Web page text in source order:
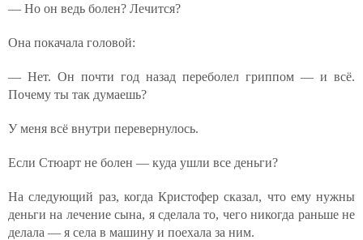
— Но он ведь болен? Лечится?
Она покачала головой:
— Нет. Он почти год назад переболел гриппом — и всё.
Почему ты так думаешь?
У меня всё внутри перевернулось.
Если Стюарт не болен — куда ушли все деньги?
На следующий раз, когда Кристофер сказал, что ему нужны
деньги на лечение сына, я сделала то, чего никогда раньше не
делала — я села в машину и поехала за ним.